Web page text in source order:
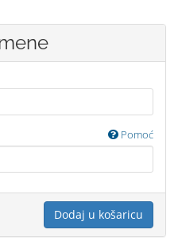
Pomoć
Dodaj u košaricu